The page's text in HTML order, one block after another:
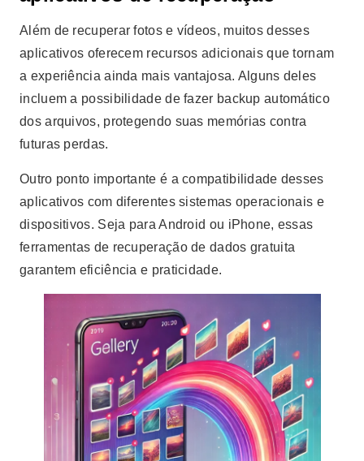
Além de recuperar fotos e vídeos, muitos desses
aplicativos oferecem recursos adicionais que tornam
a experiência ainda mais vantajosa. Alguns deles
incluem a possibilidade de fazer backup automático
dos arquivos, protegendo suas memórias contra
futuras perdas.
Outro ponto importante é a compatibilidade desses
aplicativos com diferentes sistemas operacionais e
dispositivos. Seja para Android ou iPhone, essas
ferramentas de recuperação de dados gratuita
garantem eficiência e praticidade.